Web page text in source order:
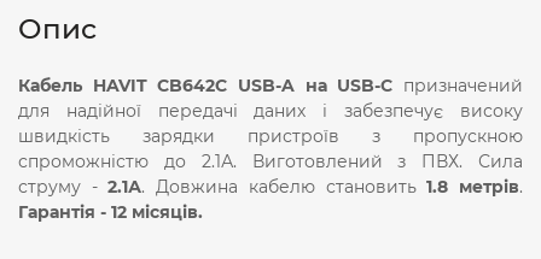
Опис
Кабель HAVIT CB642C USB-A на USB-C призначений
для надійної передачі даних і забезпечує високу
швидкість зарядки пристроїв з пропускною
спроможністю до 2.1А. Виготовлений з ПВХ. Сила
струму -2.1А. Довжина кабелю становить1.8 метрів.
Гарантія - 12 місяців.